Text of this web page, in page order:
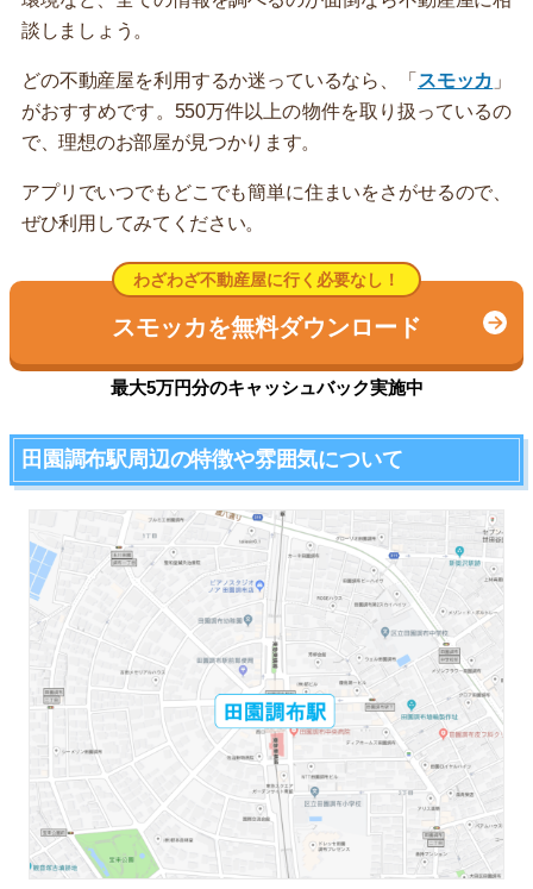
談しましょう。
どの不動産屋を利用するか迷っているなら、「 スモッカ 」
がおすすめです。550万件以上の物件を取り扱っているの
で、理想のお部屋が見つかります。
アプリでいつでもどこでも簡単に住まいをさがせるので、
ぜひ利用してみてください。
わざわざ不動産屋に行く必要なし！
スモッカを無料ダウンロード
最大5万円分のキャッシュバック実施中
田園調布駅周辺の特徴や雰囲気について